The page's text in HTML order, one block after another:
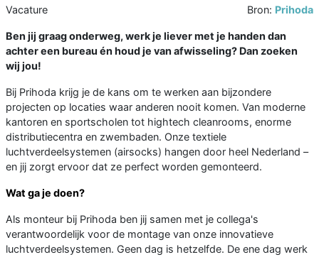
Vacature Bron: Prihoda
Ben jij graag onderweg, werk je liever met je handen dan
achter een bureau én houd je van afwisseling? Dan zoeken
wij jou!
Bij Prihoda krijg je de kans om te werken aan bijzondere
projecten op locaties waar anderen nooit komen. Van moderne
kantoren en sportscholen tot hightech cleanrooms, enorme
distributiecentra en zwembaden. Onze textiele
luchtverdeelsystemen (airsocks) hangen door heel Nederland –
en jij zorgt ervoor dat ze perfect worden gemonteerd.
Wat ga je doen?
Als monteur bij Prihoda ben jij samen met je collega's
verantwoordelijk voor de montage van onze innovatieve
luchtverdeelsystemen. Geen dag is hetzelfde. De ene dag werk